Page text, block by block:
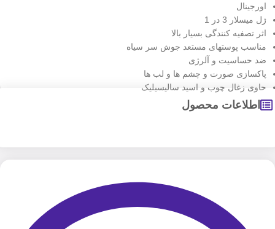
اورجینال
ژل میسلار 3 در 1
اثر تصفیه کنندگی بسیار بالا
مناسب پوستهای مستعد جوش سر سیاه
ضد حساسیت و آلرژی
پاکسازی صورت و چشم ها و لب ها
حاوی زغال چوب و اسید سالیسیلیک
اطلاعات محصول